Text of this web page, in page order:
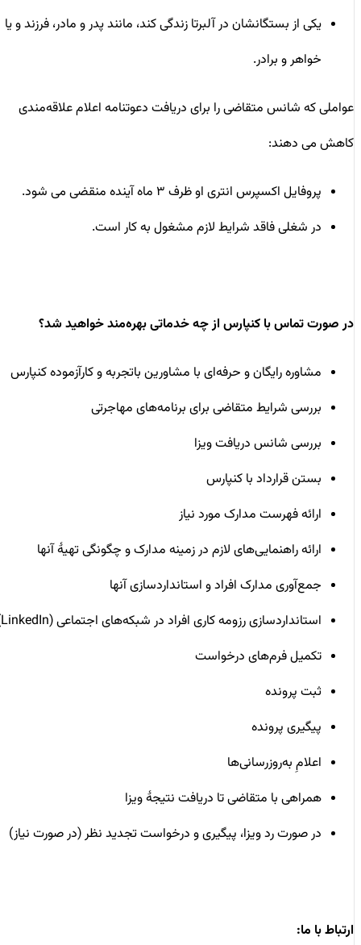
یکی از بستگانشان در آلبرتا زندگی کند، مانند پدر و مادر، فرزند و یا
خواهر و برادر.
عواملی که شانس متقاضی را برای دریافت دعوتنامه اعلام علاقه‌مندی
کاهش می دهند:
پروفایل اکسپرس انتری او ظرف ۳ ماه آینده منقضی می شود.
در شغلی فاقد شرایط لازم مشغول به کار است.
در صورت تماس با کنپارس از چه خدماتی بهره‌مند خواهید شد؟
مشاوره رایگان و حرفه‌ای با مشاورین باتجربه و کارآزموده کنپارس
بررسی شرایط متقاضی برای برنامه‌های مهاجرتی
بررسی شانس دریافت ویزا
بستن قرارداد با کنپارس
ارائه فهرست مدارک مورد نیاز
ارائه راهنمایی‌های لازم در زمینه مدارک و چگونگی تهیۀ آنها
جمع‌آوری مدارک افراد و استانداردسازی آنها
استانداردسازی رزومه کاری افراد در شبکه‌های اجتماعی (LinkedIn)
تکمیل فرم‌های درخواست
ثبت پرونده
پیگیری پرونده
اعلامِ به‌روزرسانی‌ها
همراهی با متقاضی تا دریافت نتیجۀ ویزا
در صورت رد ویزا، پیگیری و درخواست تجدید نظر (در صورت نیاز)
ارتباط با ما: